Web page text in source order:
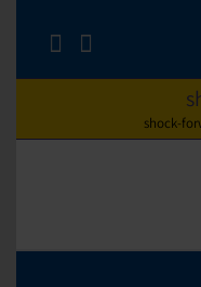
shock-